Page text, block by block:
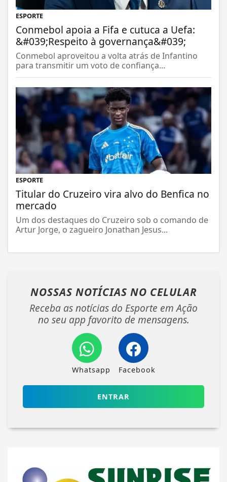
ESPORTE
Conmebol apoia a Fifa e cutuca a Uefa:
&#039;Respeito à governança&#039;
Conmebol aproveitou a volta atrás de Infantino
para transmitir um voto de confiança...
ESPORTE
Titular do Cruzeiro vira alvo do Benfica no
mercado
Um dos destaques do Cruzeiro sob o comando de
Artur Jorge, o zagueiro Jonathan Jesus...
NOSSAS NOTÍCIAS NO CELULAR
Receba as notícias do Esporte em Ação
no seu app favorito de mensagens.
Whatsapp Facebook
ENTRAR